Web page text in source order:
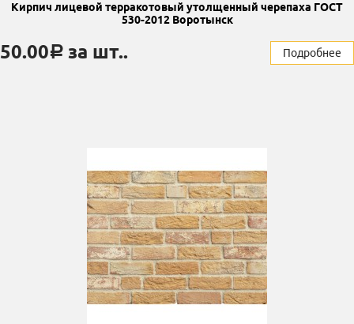
Кирпич лицевой терракотовый утолщенный черепаха ГОСТ
530-2012 Воротынск
50.00a за шт.. Подробнее